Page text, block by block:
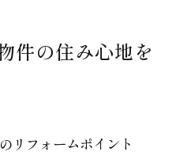
ウハウを活かす活用法
貸経営の戦略的アプロ
件の住み心地を
リフォームポイント